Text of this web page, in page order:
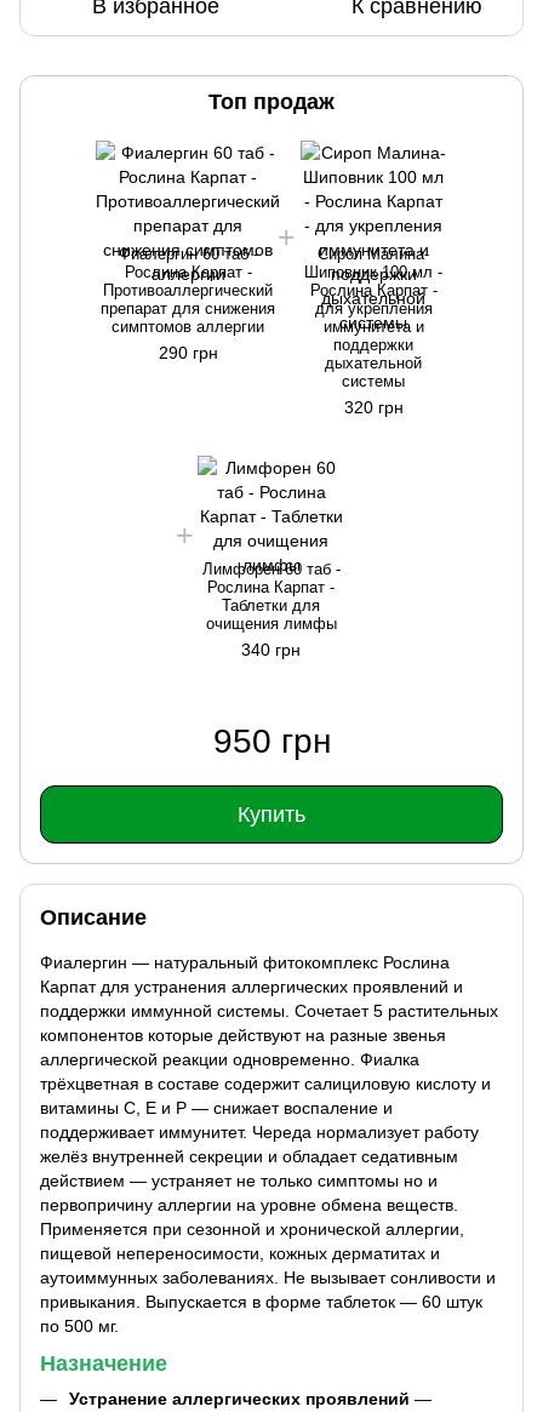
В избранное К сравнению
Топ продаж
Фиалергин 60 таб -
Рослина Карпат -
Противоаллергический
препарат для снижения
симптомов аллергии
290 грн
Сироп Малина-
Шиповник 100 мл -
Рослина Карпат -
для укрепления
иммунитета и
поддержки
дыхательной
системы
320 грн
Лимфорен 60 таб -
Рослина Карпат -
Таблетки для
очищения лимфы
340 грн
950 грн
Купить
Описание
Фиалергин — натуральный фитокомплекс Рослина
Карпат для устранения аллергических проявлений и
поддержки иммунной системы. Сочетает 5 растительных
компонентов которые действуют на разные звенья
аллергической реакции одновременно. Фиалка
трёхцветная в составе содержит салициловую кислоту и
витамины C, E и P — снижает воспаление и
поддерживает иммунитет. Череда нормализует работу
желёз внутренней секреции и обладает седативным
действием — устраняет не только симптомы но и
первопричину аллергии на уровне обмена веществ.
Применяется при сезонной и хронической аллергии,
пищевой непереносимости, кожных дерматитах и
аутоиммунных заболеваниях. Не вызывает сонливости и
привыкания. Выпускается в форме таблеток — 60 штук
по 500 мг.
Назначение
Устранение аллергических проявлений —